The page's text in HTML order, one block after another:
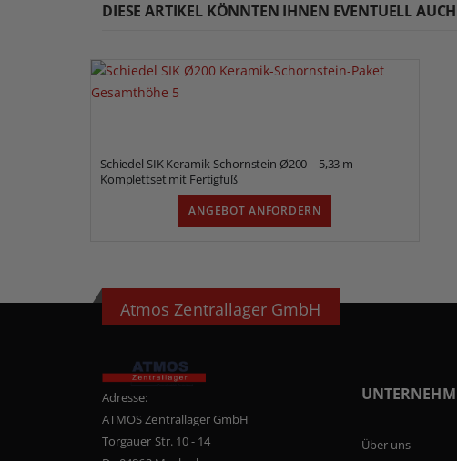
DIESE ARTIKEL KÖNNTEN IHNEN EVENTUELL
Schiedel SIK Keramik-Schornstein Ø200 – 5,33 m –
Komplettset mit Fertigfuß
ANGEBOT ANFORDERN
Atmos Zentrallager GmbH
Adresse:
ATMOS Zentrallager GmbH
Torgauer Str. 10 - 14
Über uns